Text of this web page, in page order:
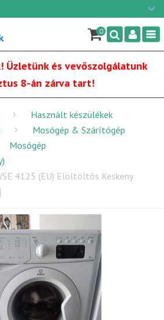
×
0
Üzletünk és vevőszolgálatunk
8-án zárva tart!
Használt készülékek
Mosógép & Szárítógép
Mosógép
4125 (EU) Elöltöltős Keskeny